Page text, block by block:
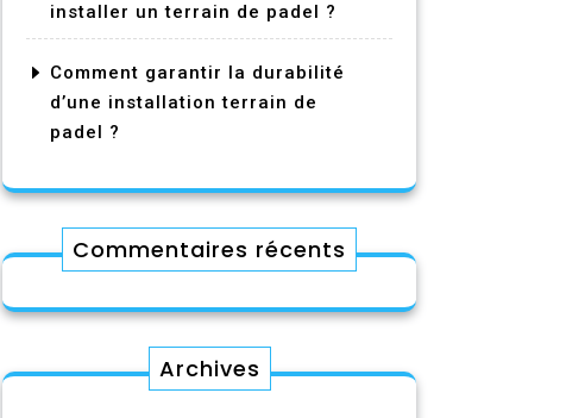
installer un terrain de padel ?
Comment garantir la durabilité
d’une installation terrain de
padel ?
Commentaires récents
Archives